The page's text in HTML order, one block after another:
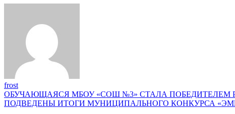
frost
Навигация
по
ОБУЧАЮЩАЯСЯ МБОУ «СОШ №3» СТАЛА ПОБЕДИТЕЛЕМ
ПОДВЕДЕНЫ ИТОГИ МУНИЦИПАЛЬНОГО КОНКУРСА